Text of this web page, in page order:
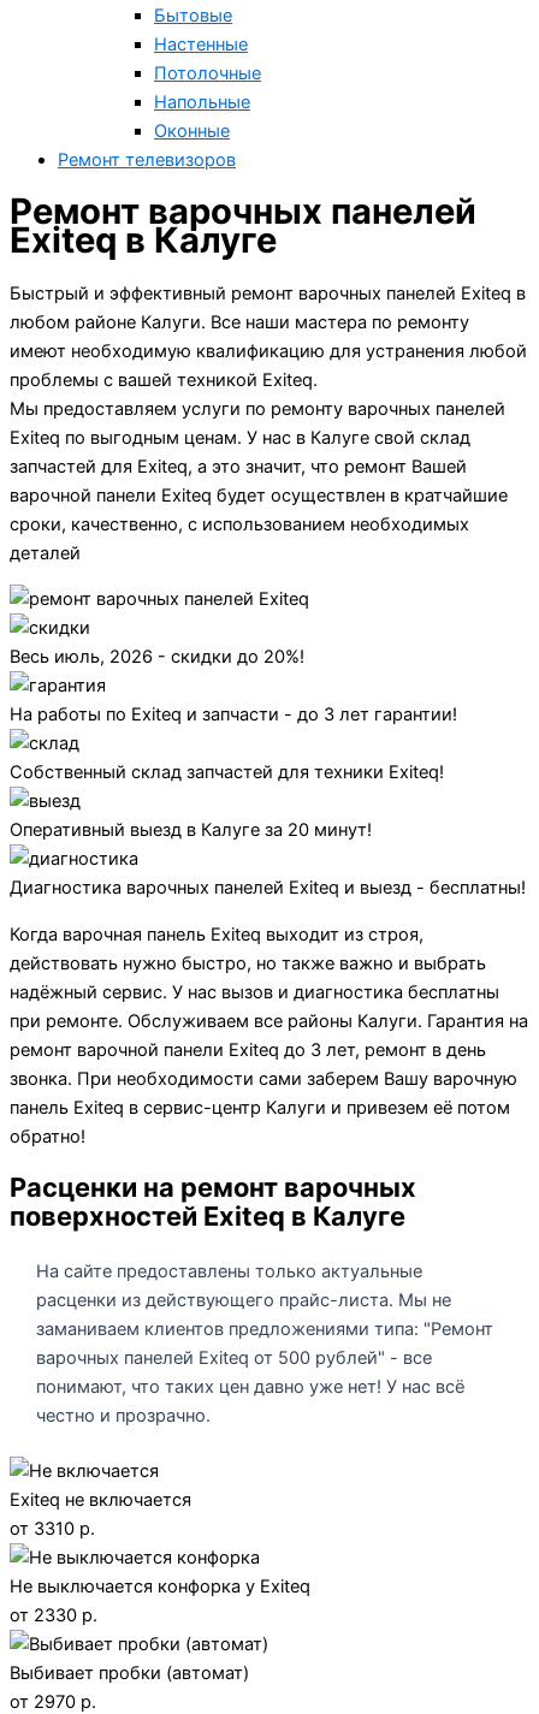
Бытовые
Настенные
Потолочные
Напольные
Оконные
Ремонт телевизоров
Ремонт варочных панелей
Exiteq в Калуге
Быстрый и эффективный ремонт варочных панелей Exiteq в
любом районе Калуги. Все наши мастера по ремонту
имеют необходимую квалификацию для устранения любой
проблемы с вашей техникой Exiteq.
Мы предоставляем услуги по ремонту варочных панелей
Exiteq по выгодным ценам. У нас в Калуге свой склад
запчастей для Exiteq, а это значит, что ремонт Вашей
варочной панели Exiteq будет осуществлен в кратчайшие
сроки, качественно, с использованием необходимых
деталей
Весь июль, 2026 - скидки до 20%!
На работы по Exiteq и запчасти - до 3 лет гарантии!
Собственный склад запчастей для техники Exiteq!
Оперативный выезд в Калуге за 20 минут!
Диагностика варочных панелей Exiteq и выезд - бесплатны!
Когда варочная панель Exiteq выходит из строя,
действовать нужно быстро, но также важно и выбрать
надёжный сервис. У нас вызов и диагностика бесплатны
при ремонте. Обслуживаем все районы Калуги. Гарантия на
ремонт варочной панели Exiteq до 3 лет, ремонт в день
звонка. При необходимости сами заберем Вашу варочную
панель Exiteq в сервис-центр Калуги и привезем её потом
обратно!
Расценки на ремонт варочных
поверхностей Exiteq в Калуге
На сайте предоставлены только актуальные
расценки из действующего прайс-листа. Мы не
заманиваем клиентов предложениями типа: "Ремонт
варочных панелей Exiteq от 500 рублей" - все
понимают, что таких цен давно уже нет! У нас всё
честно и прозрачно.
Exiteq не включается
от 3310 р.
Не выключается конфорка у Exiteq
от 2330 р.
Выбивает пробки (автомат)
от 2970 р.